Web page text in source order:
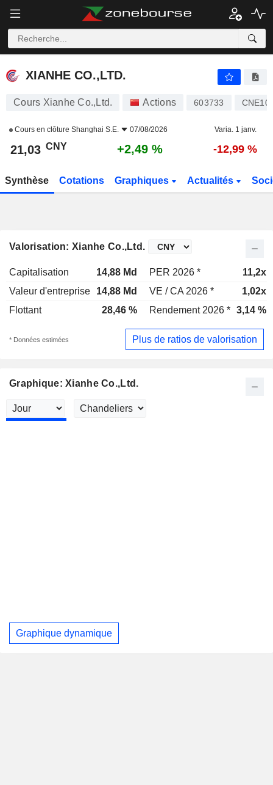
XIANHE CO.,LTD.
XIANHE CO.,LTD.
Cours Xianhe Co.,Ltd. Actions 603733
Cours en clôture Shanghai S.E. 07/08/2026 Varia. 1 janv.
21,03 CNY +2,49 % -12,99 %
Synthèse Cotations Graphiques Actualités
Valorisation: Xianhe Co.,Ltd.
Capitalisation 14,88 Md PER 2026 *
11,2x
Valeur d'entreprise
14,88 Md VE / CA 2026 *
1,02x
Flottant
28,46 % Rendement 2026 * 3,14 %
* Données estimées Plus de ratios de valorisation
Graphique: Xianhe Co.,Ltd.
Graphique dynamique